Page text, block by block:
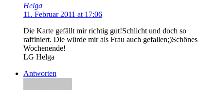
Helga
11. Februar 2011 at 17:06
Die Karte gefällt mir richtig gut!Schlicht und doch so
raffiniert. Die würde mir als Frau auch gefallen;)Schönes
Wochenende!
LG Helga
Antworten